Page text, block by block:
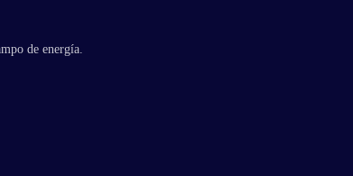
de energía.